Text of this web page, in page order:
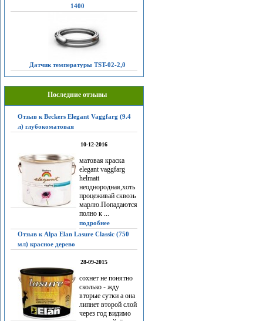
1400
Датчик температуры TST-02-2,0
Последние отзывы
Отзыв к Beckers Elegant Vaggfarg (9.4
л) глубокоматовая
10-12-2016
матовая краска
elegant vaggfarg
helmatt
неоднородная,хоть
процеживай сквозь
марлю.Попадаются
полно к ...
подробнее
Отзыв к Alpa Elan Lasure Classic (750
мл) красное дерево
28-09-2015
сохнет не понятно
сколько - жду
вторые сутки а она
липнет второй слой
через год видимо